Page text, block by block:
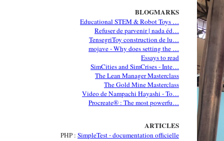
BLOGMARKS
Educational STEM & Robot Toys …
Refuser de parvenir | nada éd…
TensegriToy construction de lu…
mojave - Why does setting the …
Essays to read
SimCities and SimCrises - Inte…
The Lean Manager Masterclass
The Gold Mine Masterclass
Video de Nampachi Hayashi - To…
Procreate® : The most powerfu…
ARTICLES
PHP : SimpleTest - documentation officielle